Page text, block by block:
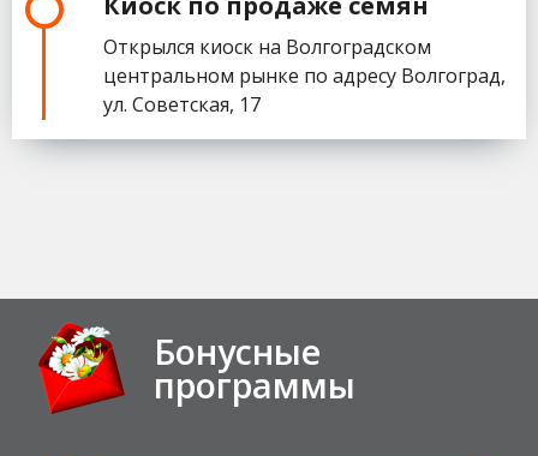
Открылся киоск на Волгоградском
центральном рынке по адресу Волгоград,
ул. Советская, 17
Бонусные
программы